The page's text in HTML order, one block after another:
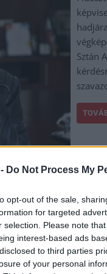
Do Not Process My
opt-out of the sale,
for targeted
selection. Please note
interest-based ads
to third parties
of your personal
Sztán
Jász-Nagykun Szolnok
bácsi ügyében